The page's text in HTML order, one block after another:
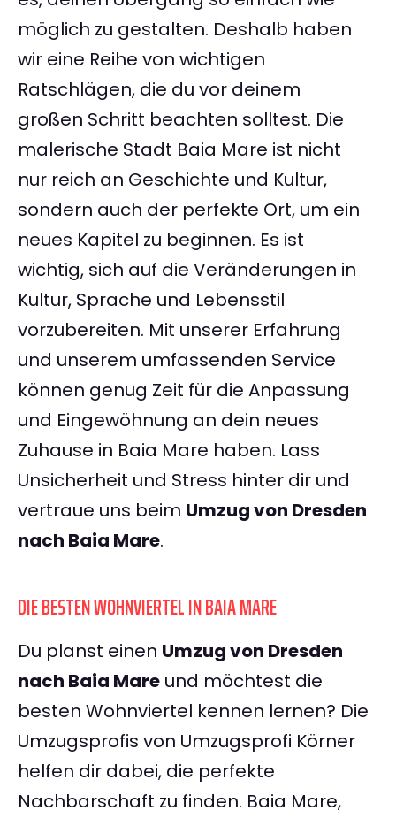
möglich zu gestalten. Deshalb haben
wir eine Reihe von wichtigen
Ratschlägen, die du vor deinem
großen Schritt beachten solltest. Die
malerische Stadt Baia Mare ist nicht
nur reich an Geschichte und Kultur,
sondern auch der perfekte Ort, um ein
neues Kapitel zu beginnen. Es ist
wichtig, sich auf die Veränderungen in
Kultur, Sprache und Lebensstil
vorzubereiten. Mit unserer Erfahrung
und unserem umfassenden Service
können genug Zeit für die Anpassung
und Eingewöhnung an dein neues
Zuhause in Baia Mare haben. Lass
Unsicherheit und Stress hinter dir und
vertraue uns beim Umzug von Dresden
nach Baia Mare.
DIE BESTEN WOHNVIERTEL IN BAIA MARE
Du planst einen Umzug von Dresden
nach Baia Mare und möchtest die
besten Wohnviertel kennen lernen? Die
Umzugsprofis von Umzugsprofi Körner
helfen dir dabei, die perfekte
Nachbarschaft zu finden. Baia Mare,